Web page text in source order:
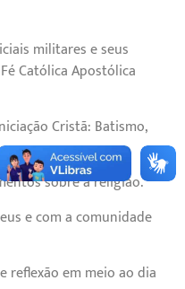
militares e seus
Católica Apostólica
Cristã: Batismo,
sobre a religião.
e com a comunidade
reflexão em meio ao dia